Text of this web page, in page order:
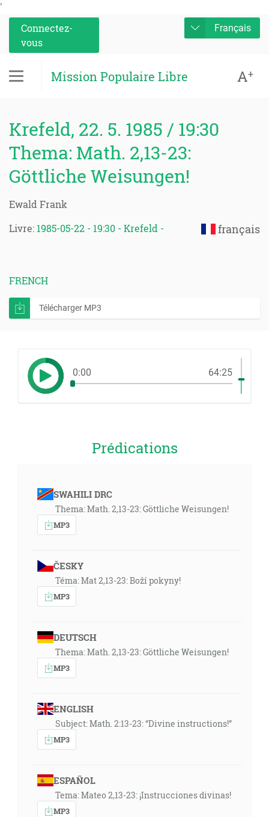
'
Connectez-
vous
Français
Mission Populaire Libre A+
Krefeld, 22. 5. 1985 / 19:30
Thema: Math. 2,13-23:
Göttliche Weisungen!
Ewald Frank
français
Livre: 1985-05-22 - 19:30 - Krefeld -
FRENCH
Télécharger MP3
0:00 64:25
Prédications
SWAHILI DRC
Thema: Math. 2,13-23: Göttliche Weisungen!
MP3
ČESKY
Téma: Mat 2,13-23: Boží pokyny!
MP3
DEUTSCH
Thema: Math. 2,13-23: Göttliche Weisungen!
MP3
ENGLISH
Subject: Math. 2:13-23: “Divine instructions!”
MP3
ESPAÑOL
Tema: Mateo 2,13-23: ¡Instrucciones divinas!
MP3